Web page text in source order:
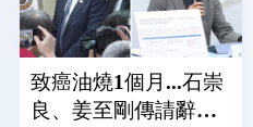
致癌油燒1個月...石崇
良、姜至剛傳請辭？